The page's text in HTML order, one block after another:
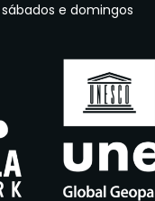
e domingos